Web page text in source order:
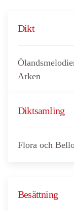
Dikt
Arken
Diktsamling
Flora och
Besättning